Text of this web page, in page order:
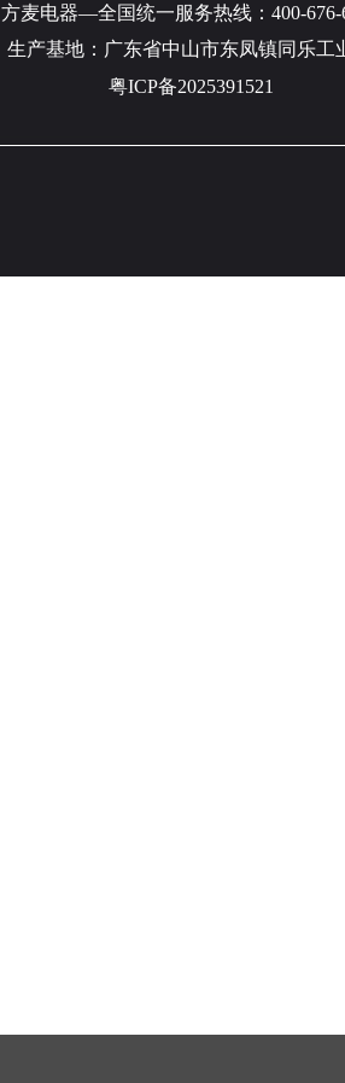
方麦电器—全国统一服务热线：400-676-
生产基地：广东省中山市东凤镇同乐工
粤ICP备2025391521